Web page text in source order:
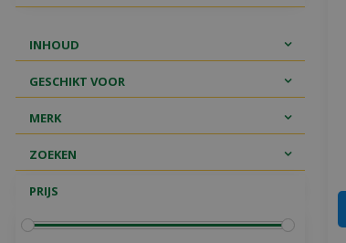
INHOUD
GESCHIKT VOOR
MERK
ZOEKEN
PRIJS